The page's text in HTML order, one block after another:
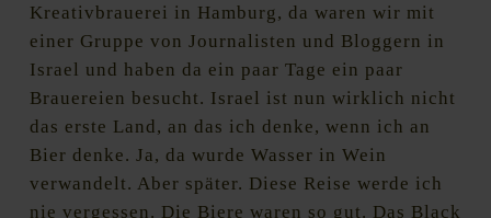
Kreativbrauerei in Hamburg, da waren wir mit
einer Gruppe von Journalisten und Bloggern in
Israel und haben da ein paar Tage ein paar
Brauereien besucht. Israel ist nun wirklich nicht
das erste Land, an das ich denke, wenn ich an
Bier denke. Ja, da wurde Wasser in Wein
verwandelt. Aber später. Diese Reise werde ich
nie vergessen. Die Biere waren so gut. Das Black